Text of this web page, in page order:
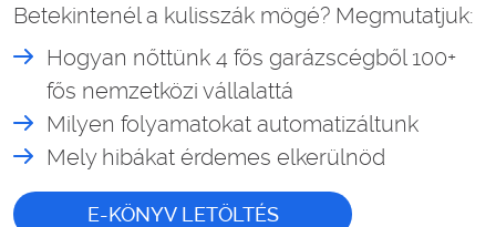
Betekintenél a kulisszák mögé? Megmutatjuk:
Hogyan nőttünk 4 fős garázscégből 100+
fős nemzetközi vállalattá
Milyen folyamatokat automatizáltunk
Mely hibákat érdemes elkerülnöd
E-KÖNYV LETÖLTÉS